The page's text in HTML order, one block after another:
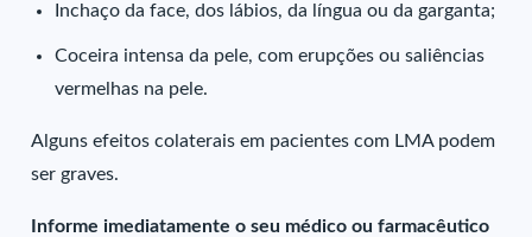
Inchaço da face, dos lábios, da língua ou da garganta;
Coceira intensa da pele, com erupções ou saliências
vermelhas na pele.
Alguns efeitos colaterais em pacientes com LMA podem
ser graves.
Informe imediatamente o seu médico ou farmacêutico